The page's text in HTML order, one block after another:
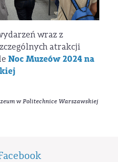
wraz z
atrakcji
Noc Muzeów 2024 na
w Politechnice Warszawskiej